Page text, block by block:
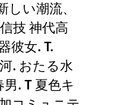
しい潮流、
技 神代高
彼女. T.
. おたる水
. T 夏色キ